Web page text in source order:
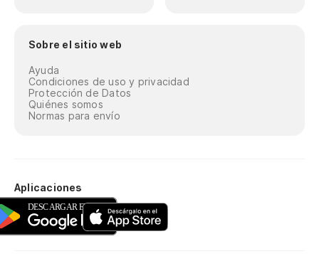
Sobre el sitio web
Ayuda
Condiciones de uso y privacidad
Protección de Datos
Quiénes somos
Normas para envío
Aplicaciones